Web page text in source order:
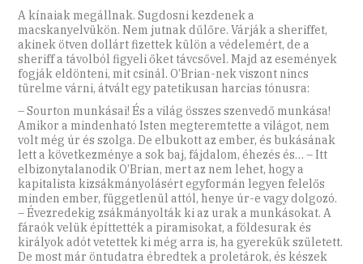
A kínaiak megállnak. Sugdosni kezdenek a
macskanyelvükön. Nem jutnak dűlőre. Várják a sheriffet,
akinek ötven dollárt fizettek külön a védelemért, de a
sheriff a távolból figyeli őket távcsővel. Majd az események
fogják eldönteni, mit csinál. O’Brian-­nek viszont nincs
türelme várni, átvált egy patetikusan harcias tónusra:
– Sourton munkásai! És a világ összes szenvedő munkása!
Amikor a mindenható Isten megteremtette a világot, nem
volt még úr és szolga. De elbukott az ember, és bukásának
lett a következménye a sok baj, fájdalom, éhezés és… – Itt
elbizonytalanodik O’Brian, mert az nem lehet, hogy a
kapitalista kizsákmányolásért egyformán legyen felelős
minden ember, függetlenül attól, henye úr-e vagy dolgozó.
– Évezredekig zsákmányolták ki az urak a munkásokat. A
fáraók velük építtették a piramisokat, a földesurak és
királyok adót vetettek ki még arra is, ha gyerekük született.
De most már öntudatra ébredtek a proletárok, és készek